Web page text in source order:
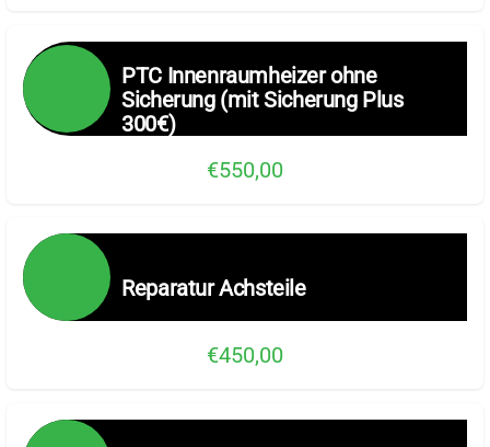
PTC Innenraumheizer ohne
Sicherung (mit Sicherung Plus
300€)
€550,00
Reparatur Achsteile
€450,00